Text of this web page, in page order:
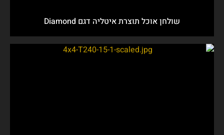
שולחן אוכל תוצרת איטליה דגם Diamond